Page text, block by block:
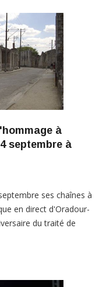
à
septembre à
ses chaînes à
en direct d'Oradour-
du traité de